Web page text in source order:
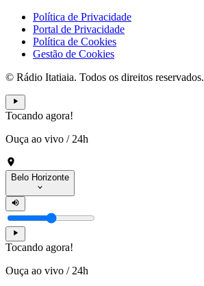
Política de Privacidade
Portal de Privacidade
Política de Cookies
Gestão de Cookies
© Rádio Itatiaia. Todos os direitos reservados.
Tocando agora!
Ouça ao vivo / 24h
Belo Horizonte
Tocando agora!
Ouça ao vivo / 24h